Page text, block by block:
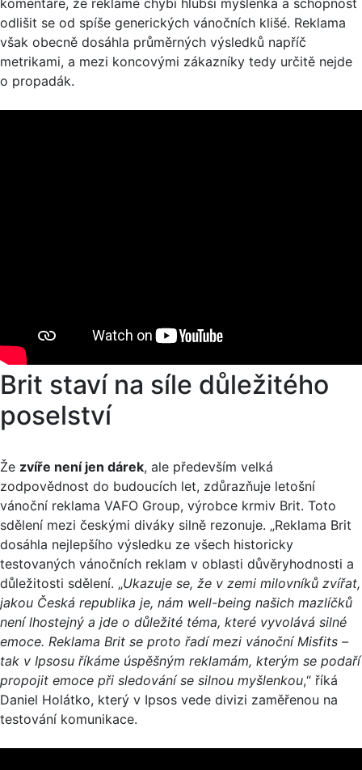
odlišit se od spíše generických vánočních klišé. Reklama
však obecně dosáhla průměrných výsledků napříč
metrikami, a mezi koncovými zákazníky tedy určitě nejde
o propadák.
Brit staví na síle důležitého
poselství
Že zvíře není jen dárek, ale především velká
zodpovědnost do budoucích let, zdůrazňuje letošní
vánoční reklama VAFO Group, výrobce krmiv Brit. Toto
sdělení mezi českými diváky silně rezonuje. „Reklama Brit
dosáhla nejlepšího výsledku ze všech historicky
testovaných vánočních reklam v oblasti důvěryhodnosti a
důležitosti sdělení. „Ukazuje se, že v zemi milovníků zvířat,
jakou Česká republika je, nám well-being našich mazlíčků
není lhostejný a jde o důležité téma, které vyvolává silné
emoce. Reklama Brit se proto řadí mezi vánoční Misfits –
tak v Ipsosu říkáme úspěšným reklamám, kterým se podaří
propojit emoce při sledování se silnou myšlenkou,“ říká
Daniel Holátko, který v Ipsos vede divizi zaměřenou na
testování komunikace.